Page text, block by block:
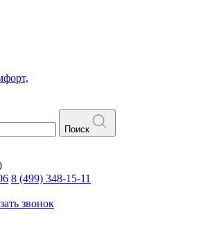
Поиск
8 (499) 348-15-11
звонок